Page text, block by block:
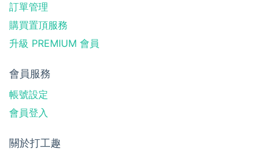
訂單管理
購買置頂服務
升級 PREMIUM 會員
會員服務
帳號設定
會員登入
關於打工趣